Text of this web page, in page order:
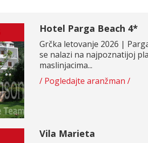
Hotel Parga Beach 4*
Grčka letovanje 2026 |
se nalazi na najpoznatijoj
maslinjacima...
/ Pogledajte aranžman /
Vila Marieta